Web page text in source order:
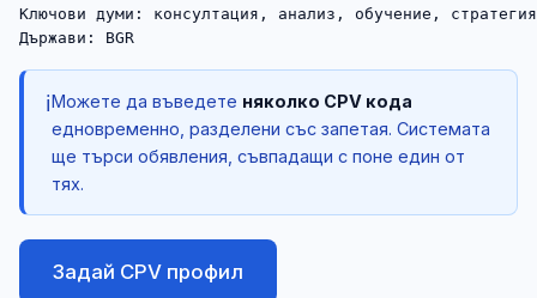
Ключови думи: консултация, анализ, обучение, стратегия
ℹ️Можете да въведете няколко CPV кода
едновременно, разделени със запетая. Системата
ще търси обявления, съвпадащи с поне един от
тях.
Задай CPV профил